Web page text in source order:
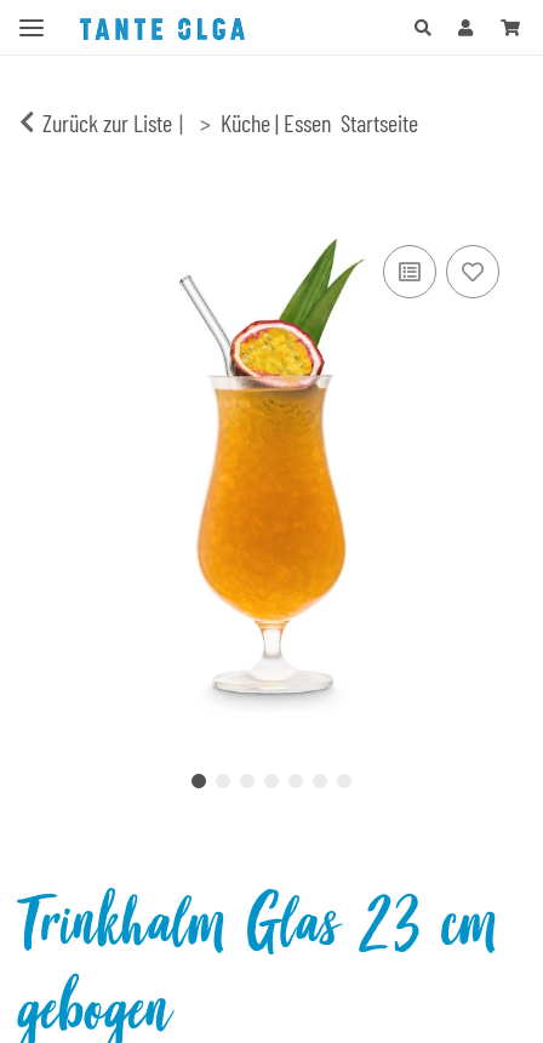
Zurück zur Liste Küche | Essen Startseite
Trinkhalm Glas 23 cm
gebogen